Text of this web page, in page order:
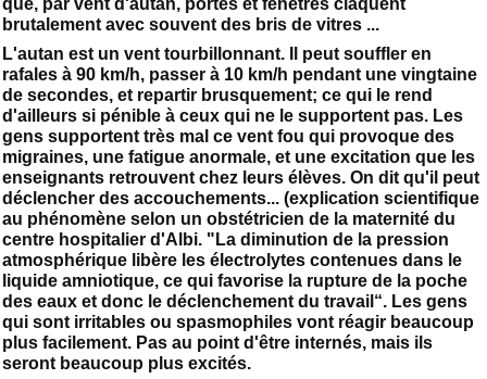
que, par vent d'autan, portes et fenêtres claquent
brutalement avec souvent des bris de vitres ...
L'autan est un vent tourbillonnant. Il peut souffler en
rafales à 90 km/h, passer à 10 km/h pendant une vingtaine
de secondes, et repartir brusquement; ce qui le rend
d'ailleurs si pénible à ceux qui ne le supportent pas. Les
gens supportent très mal ce vent fou qui provoque des
migraines, une fatigue anormale, et une excitation que les
enseignants retrouvent chez leurs élèves. On dit qu'il peut
déclencher des accouchements... (explication scientifique
au phénomène selon un obstétricien de la maternité du
centre hospitalier d'Albi. "La diminution de la pression
atmosphérique libère les électrolytes contenues dans le
liquide amniotique, ce qui favorise la rupture de la poche
des eaux et donc le déclenchement du travail“. Les gens
qui sont irritables ou spasmophiles vont réagir beaucoup
plus facilement. Pas au point d'être internés, mais ils
seront beaucoup plus excités.